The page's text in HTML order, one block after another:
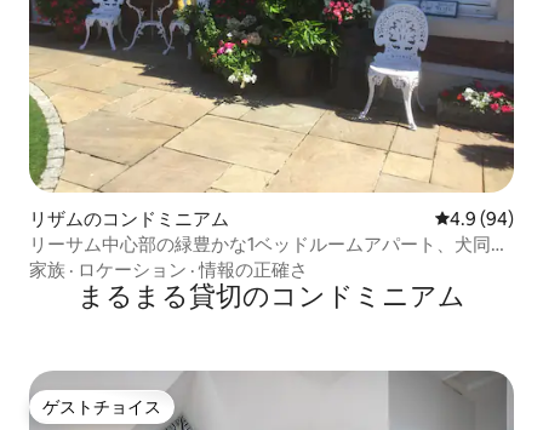
リザムのコンドミニアム レビュー94
4.9 (94)
リーサム中心部の緑豊かな1ベッドルームアパート、犬同伴
OK
家族 · ロケーション ·情報の正確さ
まるまる貸切のコンドミニアム
ゲストチョイス
ゲストチョイス